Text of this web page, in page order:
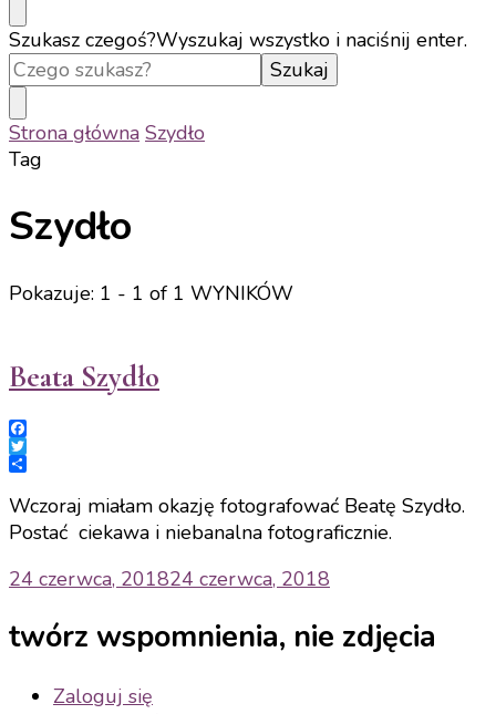
Szukasz czegoś?Wyszukaj wszystko i naciśnij enter.
Strona główna Szydło
Tag
Szydło
Pokazuje: 1 - 1 of 1 WYNIKÓW
Beata Szydło
Facebook
Twitter
Share
Wczoraj miałam okazję fotografować Beatę Szydło.
Postać ciekawa i niebanalna fotograficznie.
24 czerwca, 201824 czerwca, 2018
twórz wspomnienia, nie zdjęcia
Zaloguj się